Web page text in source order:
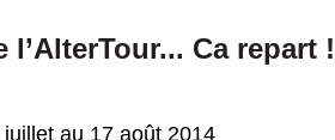
l’AlterTour... Ca repart !
juillet au 17 août 2014